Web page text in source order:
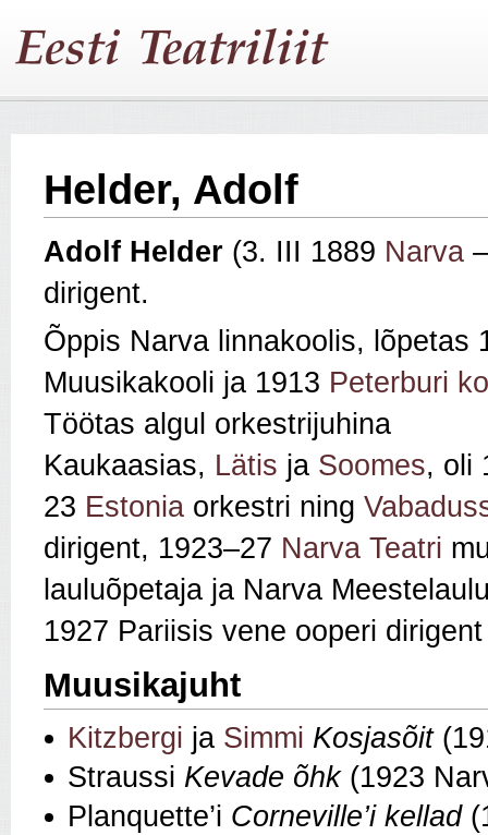
Helder, Adolf
Adolf Helder (3. III 1889 Narva
dirigent.
Õppis Narva linnakoolis, lõpetas
Muusikakooli ja 1913 Peterburi
Töötas algul orkestrijuhina
Kaukaasias, Lätis ja Soomes, oli
23 Estonia orkestri ning
dirigent, 1923–27 Narva Teatri
lauluõpetaja ja Narva
1927 Pariisis vene ooperi
Muusikajuht
Kitzbergi ja Simmi Kosjasõit
Straussi Kevade õhk(1923
Planquette’i Corneville’i kellad